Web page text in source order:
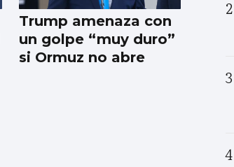
Trump amenaza con
un golpe “muy duro”
si Ormuz no abre